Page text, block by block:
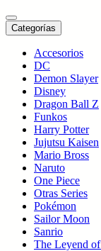
Categorías
Accesorios
DC
Demon Slayer
Disney
Dragon Ball Z
Funkos
Harry Potter
Jujutsu Kaisen
Mario Bross
Naruto
One Piece
Otras Series
Pokémon
Sailor Moon
Sanrio
The Leyend